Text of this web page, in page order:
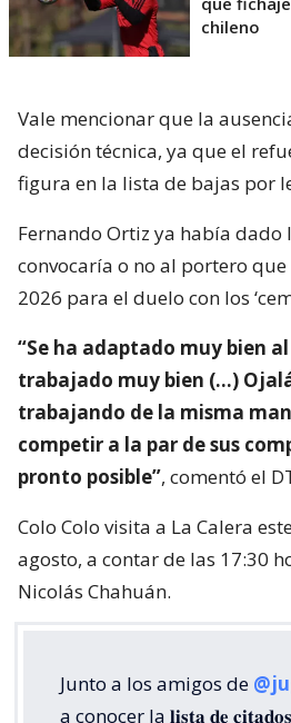
chileno
Vale mencionar que la
decisión técnica, ya que el
figura en la lista de bajas por
Fernando Ortiz ya había dado
convocaría o no al portero
2026 para el duelo con los
“Se ha adaptado muy bien
trabajado muy bien (…)
trabajando de la misma
competir a la par de sus
pronto posible”, comentó el
Colo Colo visita a La Calera
agosto, a contar de las 17:30
Nicolás Chahuán.
Junto a los amigos de
a conocer la 𝐥𝐢𝐬𝐭𝐚 𝐝𝐞